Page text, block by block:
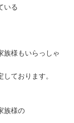
いる
族様もいらっしゃ
ております。
族様の